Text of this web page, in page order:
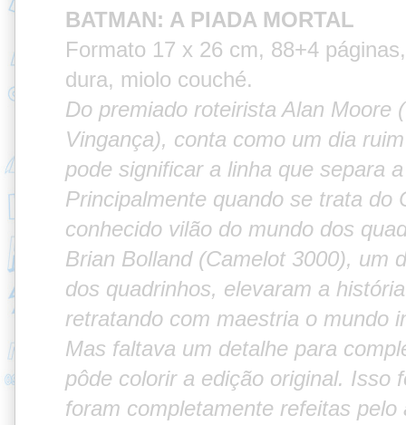
BATMAN: A PIADA MORTAL
Formato 17 x 26 cm, 88+4
dura, miolo couché.
Do premiado roteirista Alan Moore
Vingança), conta como um dia
pode significar a linha que separa
Principalmente quando se trata do
conhecido vilão do mundo dos
Brian Bolland (Camelot 3000), um
dos quadrinhos, elevaram a
retratando com maestria o mundo
Mas faltava um detalhe para
pôde colorir a edição original. Isso
foram completamente refeitas